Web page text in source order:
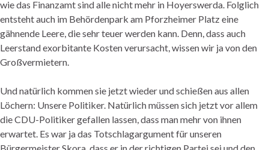
wie das Finanzamt sind alle nicht mehr in Hoyerswerda. Folglich
entsteht auch im Behördenpark am Pforzheimer Platz eine
gähnende Leere, die sehr teuer werden kann. Denn, dass auch
Leerstand exorbitante Kosten verursacht, wissen wir ja von den
Großvermietern.
Und natürlich kommen sie jetzt wieder und schießen aus allen
Löchern: Unsere Politiker. Natürlich müssen sich jetzt vor allem
die CDU-Politiker gefallen lassen, dass man mehr von ihnen
erwartet. Es war ja das Totschlagargument für unseren